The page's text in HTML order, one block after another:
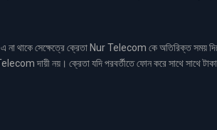
সেক্ষেত্রে ক্রেতা Nur Telecom কে অতিরিক্ত সময়
দায়ী নয়। ক্রেতা যদি পরবর্তীতে ফোন করে সাথে সাথে